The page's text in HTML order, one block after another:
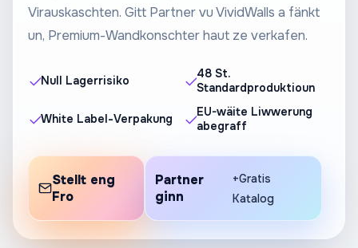
Virauskaschten. Gitt Partner vu VividWalls a fänkt
un, Premium-Wandkonschter haut ze verkafen.
Null Lagerrisiko
48 St.
Standardproduktioun
White Label-Verpakung
EU-wäite Liwwerung
abegraff
Stellt eng
Fro
Partner
ginn
+Gratis
Katalog